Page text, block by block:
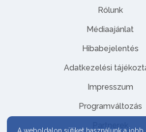
Rólunk
Médiaajánlat
Hibabejelentés
Adatkezelési
Impresszum
Programváltozás
Partnerek